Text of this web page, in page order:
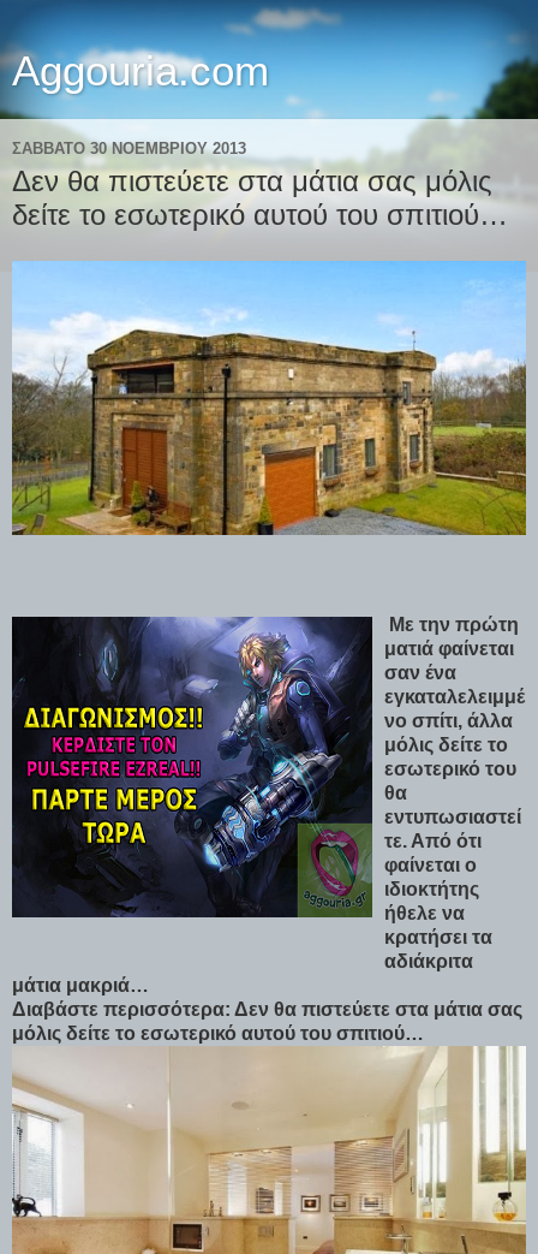
Aggouria.com
ΣΆΒΒΑΤΟ 30 ΝΟΕΜΒΡΊΟΥ 2013
Δεν θα πιστεύετε στα μάτια σας μόλις
δείτε το εσωτερικό αυτού του σπιτιού…
Με την πρώτη
ματιά φαίνεται
σαν ένα
εγκαταλελειμμέ
νο σπίτι, άλλα
μόλις δείτε το
εσωτερικό του
θα
εντυπωσιαστεί
τε. Από ότι
φαίνεται ο
ιδιοκτήτης
ήθελε να
κρατήσει τα
αδιάκριτα
μάτια μακριά…
Διαβάστε περισσότερα: Δεν θα πιστεύετε στα μάτια σας
μόλις δείτε το εσωτερικό αυτού του σπιτιού…